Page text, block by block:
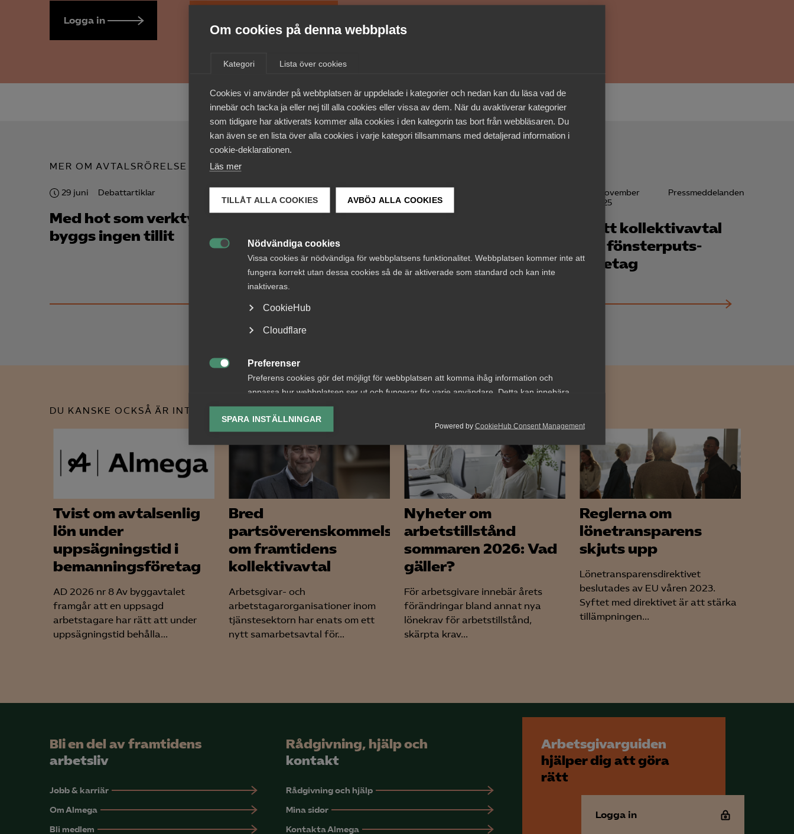
Om cookies på denna webbplats
Kategori Lista över cookies
Cookies vi använder på webbplatsen är uppdelade i kategorier och nedan kan du läsa vad de
innebär och tacka ja eller nej till alla cookies eller vissa av dem. När du avaktiverar kategorier
som tidigare har aktiverats kommer alla cookies i den kategorin tas bort från webbläsaren. Du
kan även se en lista över alla cookies i varje kategori tillsammans med detaljerad information i
cookie-deklarationen.
Läs mer
TILLÅT ALLA COOKIES AVBÖJ ALLA COOKIES
Nödvändiga cookies
Vissa cookies är nödvändiga för webbplatsens funktionalitet. Webbplatsen kommer inte att
fungera korrekt utan dessa cookies så de är aktiverade som standard och kan inte
inaktiveras.
CookieHub
Cloudflare
Preferenser
Preferens cookies gör det möjligt för webbplatsen att komma ihåg information och
anpassa hur webbplatsen ser ut och fungerar för varje användare. Detta kan innebära
lagring av vald valuta, region, språk eller färgschema.

Analys-cookies
Analyseringscookies hjälper oss förbättra webbplatsen genom att samla och rapportera
information om hur den används.
Google Analytics
Microsoft Clarity
Marknadsförings-cookies används för att spåra gester på olika webbplatser för att kunna
visa relevanta och engagerande annonser.
Google Ads
Meta Pixel
YouTube
Microsoft Ads
Powered by CookieHub Consent Management
SPARA INSTÄLLNINGAR
Logga in
MER OM AVTALSRÖRELSE
29 juni Debattartiklar
Med hot som verktyg
byggs ingen tillit
Revisions- och
konsult­avtalen
avslutar Almegas
avtalsrörelse
2025
anställda i hallarna
7 november
2025
Pressmeddelanden
Nytt kollektivavtal
för fönsterputs­
företag
DU KANSKE OCKSÅ ÄR INTRESSERAD AV DETTA?
Tvist om avtalsenlig
lön under
uppsägningstid i
bemanningsföretag
AD 2026 nr 8 Av byggavtalet
framgår att en uppsagd
arbetstagare har rätt att under
uppsägningstid behålla...
Bred
partsöverenskommelse
om framtidens
kollektivavtal
Arbetsgivar- och
arbetstagarorganisationer inom
tjänstesektorn har enats om ett
nytt samarbetsavtal för...
Nyheter om
arbetstillstånd
sommaren 2026: Vad
gäller?
För arbetsgivare innebär årets
förändringar bland annat nya
lönekrav för arbetstillstånd,
skärpta krav...
Reglerna om
lönetransparens
skjuts upp
Lönetransparensdirektivet
beslutades av EU våren 2023.
Syftet med direktivet är att stärka
tillämpningen...
Bli en del av framtidens
arbetsliv
Jobb & karriär
Om Almega
Bli medlem
Rådgivning, hjälp och
kontakt
Rådgivning och hjälp
Mina sidor
Kontakta Almega
Arbetsgivarguiden
hjälper dig att göra
rätt
Logga in